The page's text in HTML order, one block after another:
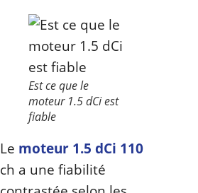
Est ce que le
moteur 1.5 dCi est
fiable
Le moteur 1.5 dCi 110
ch a une fiabilité